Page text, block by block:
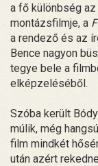
a fő különbség az
montázsfilmje, a
a rendező és az
Bence nagyon
tegye bele a
elképzeléséből.
Szóba került
múlik, még
film mindkét
után azért